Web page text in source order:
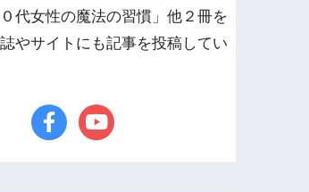
代女性の魔法の習慣」他２冊を
やサイトにも記事を投稿してい